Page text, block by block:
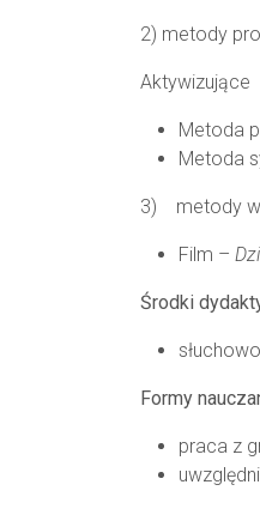
2) metody
Aktywizujące
Metoda
Metoda
3) metody
Film –
Środki
Formy
praca z